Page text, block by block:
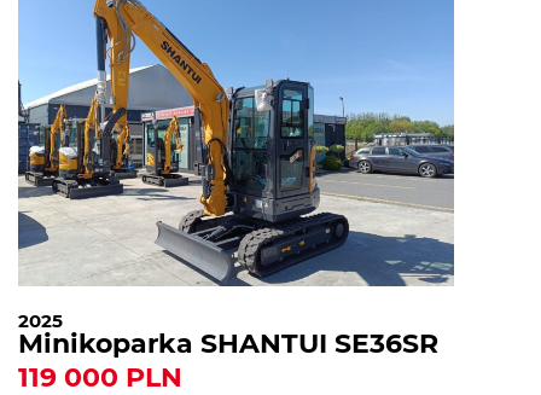
2025
Minikoparka SHANTUI SE36SR
119 000 PLN